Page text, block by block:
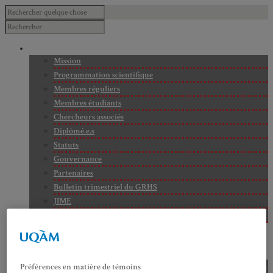
Mission
Programmation scientifique
Membres réguliers
Membres étudiants
Chercheurs associés
Diplômé.e.s
Statuts
Gouvernance
Partenaires
Bulletin trimestriel du GRHS
JIME
ARCHIVES
PROJETS EN COURS
Axe 1 : Représentations publiques, communes et privées de la
Préférences en matière de témoins